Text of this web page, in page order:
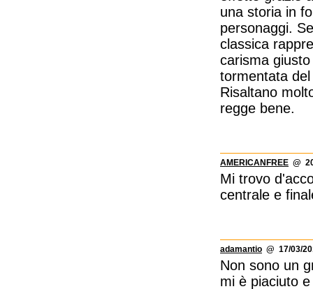
una storia in
personaggi.
classica
carisma
tormentata
Risaltano
regge bene.
AMERICANFREE @
Mi trovo
centrale e
adamantio @ 17/03/
Non sono un
mi è piaciuto